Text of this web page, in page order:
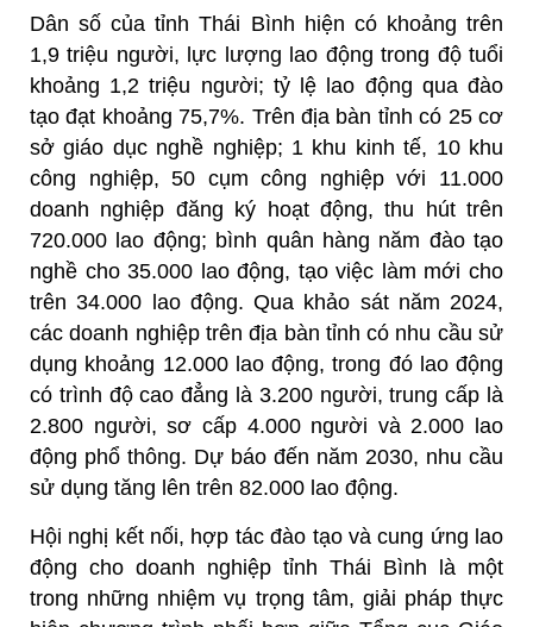
Dân số của tỉnh Thái Bình hiện có khoảng trên
1,9 triệu người, lực lượng lao động trong độ tuổi
khoảng 1,2 triệu người; tỷ lệ lao động qua đào
tạo đạt khoảng 75,7%. Trên địa bàn tỉnh có 25 cơ
sở giáo dục nghề nghiệp; 1 khu kinh tế, 10 khu
công nghiệp, 50 cụm công nghiệp với 11.000
doanh nghiệp đăng ký hoạt động, thu hút trên
720.000 lao động; bình quân hàng năm đào tạo
nghề cho 35.000 lao động, tạo việc làm mới cho
trên 34.000 lao động. Qua khảo sát năm 2024,
các doanh nghiệp trên địa bàn tỉnh có nhu cầu sử
dụng khoảng 12.000 lao động, trong đó lao động
có trình độ cao đẳng là 3.200 người, trung cấp là
2.800 người, sơ cấp 4.000 người và 2.000 lao
động phổ thông. Dự báo đến năm 2030, nhu cầu
sử dụng tăng lên trên 82.000 lao động.
Hội nghị kết nối, hợp tác đào tạo và cung ứng lao
động cho doanh nghiệp tỉnh Thái Bình là một
trong những nhiệm vụ trọng tâm, giải pháp thực